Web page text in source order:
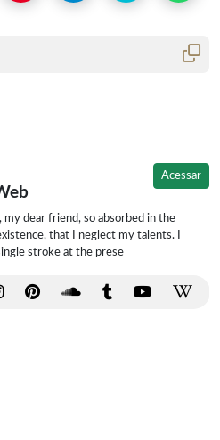
Acessar
my dear friend, so absorbed in the
that I neglect my talents. I
stroke at the prese